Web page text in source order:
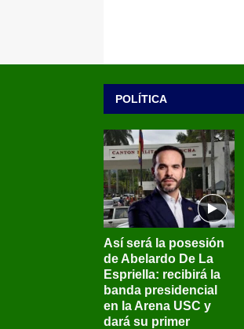
POLÍTICA
Así será la posesión
de Abelardo De La
Espriella: recibirá la
banda presidencial
en la Arena USC y
dará su primer